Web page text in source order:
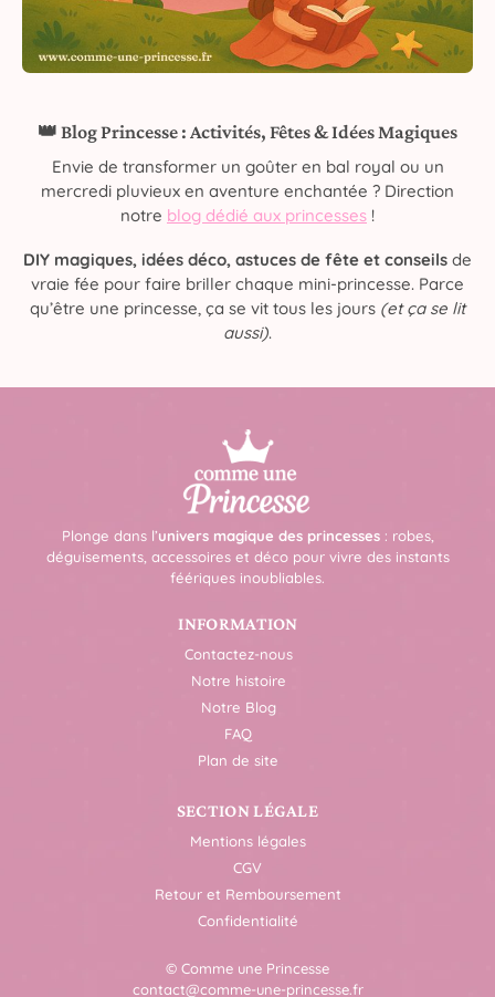
👑 Blog Princesse : Activités, Fêtes & Idées Magiques
Envie de transformer un goûter en bal royal ou un
mercredi pluvieux en aventure enchantée ? Direction
notre blog dédié aux princesses !
DIY magiques, idées déco, astuces de fête et conseils de
vraie fée pour faire briller chaque mini-princesse. Parce
qu’être une princesse, ça se vit tous les jours (et ça se lit
aussi).
Plonge dans l’univers magique des princesses: robes,
déguisements, accessoires et déco pour vivre des instants
féériques inoubliables.
INFORMATION
Contactez-nous
Notre histoire
Notre Blog
FAQ
Plan de site
SECTION LÉGALE
Mentions légales
CGV
Retour et Remboursement
Confidentialité
© Comme une Princesse
contact@comme-une-princesse.fr